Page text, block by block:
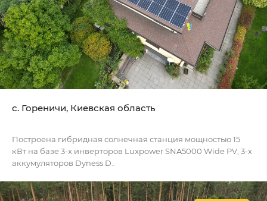
c. Гореничи, Киевская область
Построена гибридная солнечная станция мощностью 15
кВт на базе 3-х инверторов Luxpower SNA5000 Wide PV, 3-х
аккумуляторов Dyness D..